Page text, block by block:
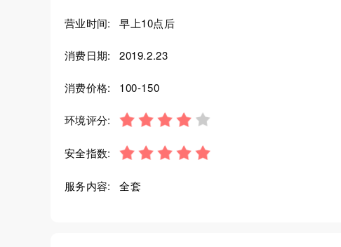
营业时间: 早上10点后
消费日期: 2019.2.23
消费价格: 100-150
环境评分:
安全指数:
服务内容: 全套